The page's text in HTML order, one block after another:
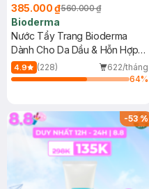
385.000 ₫560.000 ₫
Bioderma
Nước Tẩy Trang Bioderma
Dành Cho Da Dầu & Hỗn Hợp
500ml
4.9 (228)
622/tháng
64%
-53%